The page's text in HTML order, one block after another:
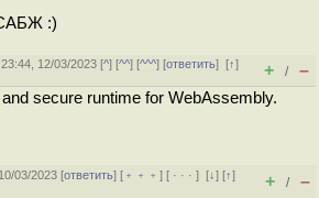
:)
12/03/2023 [^] [^^] [^^^] [ответить][↑]
+ / –
secure runtime for WebAssembly.
03/2023 [ответить] [ ﹢﹢﹢] [ · · ·][↓] [↑]
+ / –